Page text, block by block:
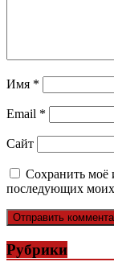
Имя *
Email *
Сайт
Сохранить моё
последующих
Рубрики